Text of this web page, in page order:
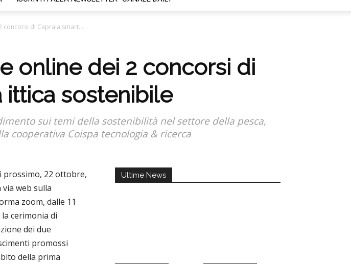
di Capraia smart...
online dei 2 concorsi di
ittica sostenibile
sui temi della sostenibilità nel settore della pesca,
cooperativa Coispa tecnologia & ricerca
prossimo, 22 ottobre,
web sulla
zoom, dalle 11
la cerimonia di
dei due
promossi
della prima
Ultime News